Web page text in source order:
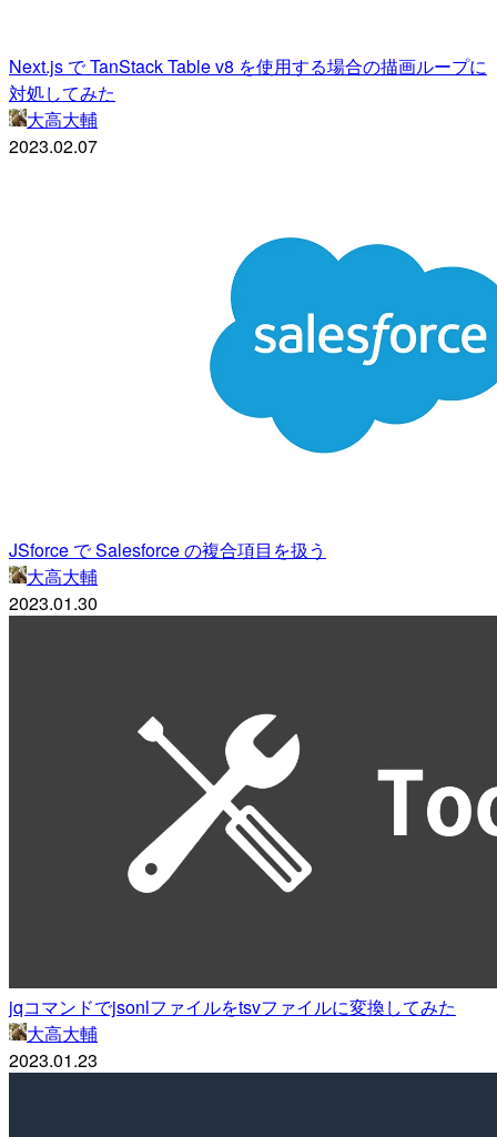
Next.js で TanStack Table v8 を使用する場合の描画ループに
対処してみた
大高大輔
2023.02.07
JSforce で Salesforce の複合項目を扱う
大高大輔
2023.01.30
jqコマンドでjsonlファイルをtsvファイルに変換してみた
大高大輔
2023.01.23